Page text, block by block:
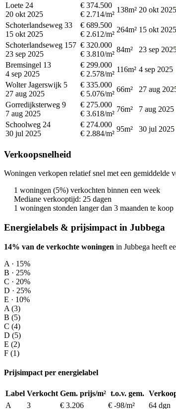
Loete 24
20 okt 2025
€ 374.500
€ 2.714/m²
138m² 20 okt 2025
Schoterlandseweg 33
15 okt 2025
€ 689.500
€ 2.612/m²
264m² 15 okt 2025
Schoterlandseweg 157
23 sep 2025
€ 320.000
€ 3.810/m²
84m² 23 sep
Bremsingel 13
4 sep 2025
€ 299.000
€ 2.578/m²
116m² 4 sep 2025
Wolter Jagerswijk 5
27 aug 2025
€ 335.000
€ 5.076/m²
66m² 27 aug
Gorredijksterweg 9
7 aug 2025
€ 275.000
€ 3.618/m²
76m² 7 aug 2025
Schoolweg 24
30 jul 2025
€ 274.000
€ 2.884/m²
95m² 30 jul 2025
Verkoopsnelheid
Woningen verkopen relatief snel met een
1 woningen (5%) verkochten binnen een week
Mediane verkooptijd: 25 dagen
1 woningen stonden langer dan 3 maanden te koop
Energielabels & prijsimpact in Jubbega
14% van de verkochte woningen in Jubbega heeft
A · 15%
B · 25%
C · 20%
D · 25%
E · 10%
A (3)
B (5)
C (4)
D (5)
E (2)
F (1)
Prijsimpact per energielabel
Label Verkocht Gem. prijs/m² t.o.v. gem.
A
3 € 3.206 € -98/m²
64 dgn